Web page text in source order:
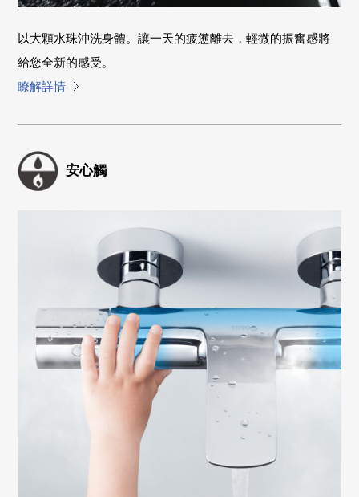
以大顆水珠沖洗身體。讓一天的疲憊離去，輕微的振奮感將
給您全新的感受。
瞭解詳情
安心觸